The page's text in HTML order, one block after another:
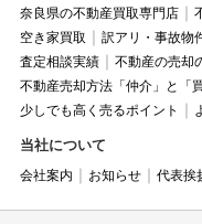
奈良県の不動産買取専門店
空き家買取
訳アリ・事故物
査定相談実績
不動産の売却
不動産売却方法「仲介」と「
少しでも高く売るポイント
当社について
会社案内 お知らせ 代表挨